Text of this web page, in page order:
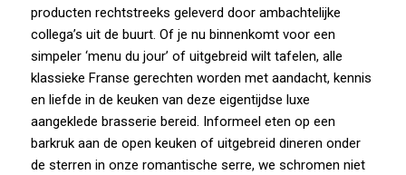
producten rechtstreeks geleverd door ambachtelijke
collega’s uit de buurt. Of je nu binnenkomt voor een
simpeler ‘menu du jour’ of uitgebreid wilt tafelen, alle
klassieke Franse gerechten worden met aandacht, kennis
en liefde in de keuken van deze eigentijdse luxe
aangeklede brasserie bereid. Informeel eten op een
barkruk aan de open keuken of uitgebreid dineren onder
de sterren in onze romantische serre, we schromen niet